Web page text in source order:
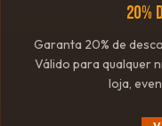
20%
Garanta 20% de
Válido para qualquer
loja,